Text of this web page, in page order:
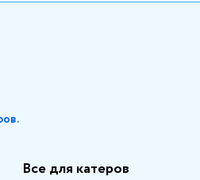
Все для катеров